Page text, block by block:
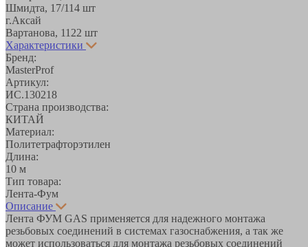
Шмидта, 17/114 шт
г.Аксай
Вартанова, 11 22 шт
Характеристики
Бренд:
MasterProf
Артикул:
ИС.130218
Страна производства:
КИТАЙ
Материал:
Политетрафторэтилен
Длина:
10 м
Тип товара:
Лента-Фум
Описание
Лента ФУМ GAS применяется для надежного монтажа
резьбовых соединений в системах газоснабжения, а так же
может использоваться для монтажа резьбовых соединений